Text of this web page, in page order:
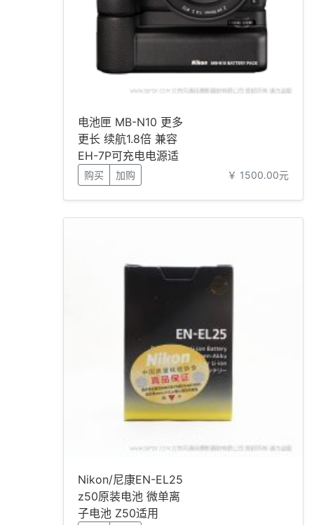
电池匣 MB-N10 更多
更长 续航1.8倍 兼容
EH-7P可充电电源适
配器
购买 加购 ￥ 1500.00元
Nikon/尼康EN-EL25
z50原装电池 微单离
子电池 Z50适用